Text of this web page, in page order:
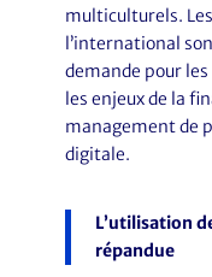
multiculturels.
l’international
demande pour
les enjeux de la
management de
digitale.
L’utilisation
répandue